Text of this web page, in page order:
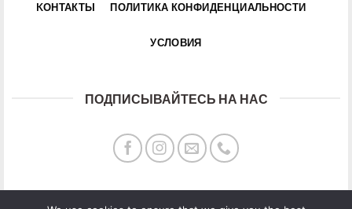
KОНТАКТЫ ПОЛИТИКА КОНФИДЕНЦИАЛЬНОСТИ
УСЛОВИЯ
ПОДПИСЫВАЙТЕСЬ НА НАС